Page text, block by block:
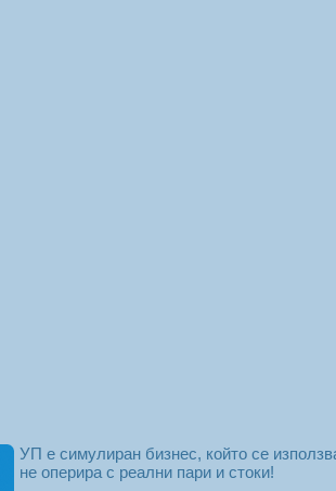
УП е симулиран бизнес, който се
не оперира с реални пари и стоки!